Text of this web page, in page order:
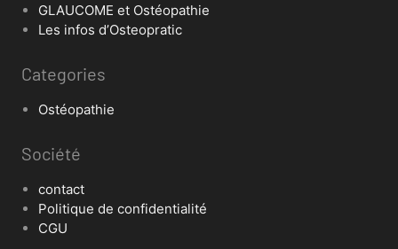
GLAUCOME et Ostéopathie
Les infos d’Osteopratic
Categories
Ostéopathie
Société
contact
Politique de confidentialité
CGU